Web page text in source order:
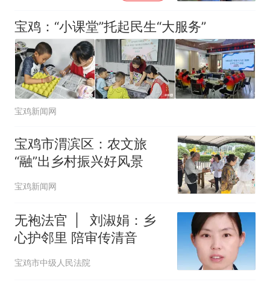
宝鸡：“小课堂”托起民生“大服务”
宝鸡新闻网
宝鸡市渭滨区：农文旅
“融”出乡村振兴好风景
宝鸡新闻网
无袍法官 | 刘淑娟：乡
心护邻里 陪审传清音
宝鸡市中级人民法院